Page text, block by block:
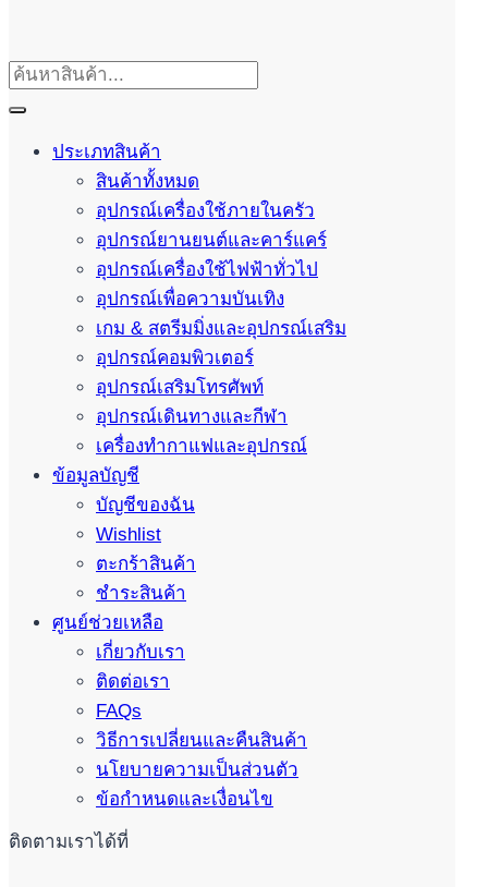
ประเภทสินค้า
สินค้าทั้งหมด
อุปกรณ์เครื่องใช้ภายในครัว
อุปกรณ์ยานยนต์และคาร์แคร์
อุปกรณ์เครื่องใช้ไฟฟ้าทั่วไป
อุปกรณ์เพื่อความบันเทิง
เกม & สตรีมมิ่งและอุปกรณ์เสริม
อุปกรณ์คอมพิวเตอร์
อุปกรณ์เสริมโทรศัพท์
อุปกรณ์เดินทางและกีฬา
เครื่องทำกาแฟและอุปกรณ์
ข้อมูลบัญชี
บัญชีของฉัน
Wishlist
ตะกร้าสินค้า
ชำระสินค้า
ศูนย์ช่วยเหลือ
เกี่ยวกับเรา
ติดต่อเรา
FAQs
วิธีการเปลี่ยนและคืนสินค้า
นโยบายความเป็นส่วนตัว
ข้อกำหนดและเงื่อนไข
ติดตามเราได้ที่